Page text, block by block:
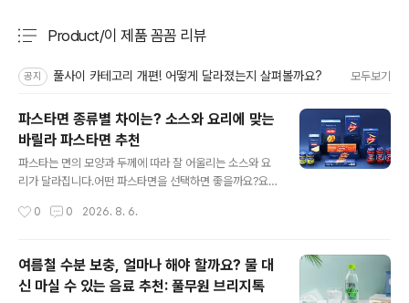
Product/이 제품 꼼꼼 리뷰
공지 풀사이 카테고리 개편! 어떻게 달라졌는지 살펴볼까요? 모두보기
파스타면 종류별 차이는? 소스와 요리에 맞는
바릴라 파스타면 추천
파스타는 면의 모양과 두께에 따라 잘 어울리는 소스와 요
리가 달라집니다.어떤 파스타면을 선택하면 좋을까요?요
다면스파게티크림이나 미트 소스처럼 진한 소스와 즐기고
라자냐샐러드나 소스가 잘 묻는 면을 찾는다면푸실리조리
시간이 짧은 가는 파스타면을 찾는다면엔젤헤어 파스타면
은 어떻게 선택해야 할까요?파스타를 만들려고 마트에 갔
0 0 2026. 8. 6.
여름철 수분 보충, 얼마나 해야 할까요? 물 대
신 마실 수 있는 음료 추천: 풀무원 브리지톡